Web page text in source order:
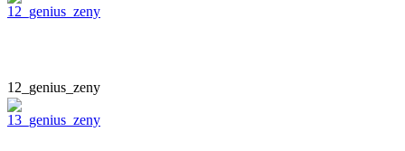
12_genius_zeny